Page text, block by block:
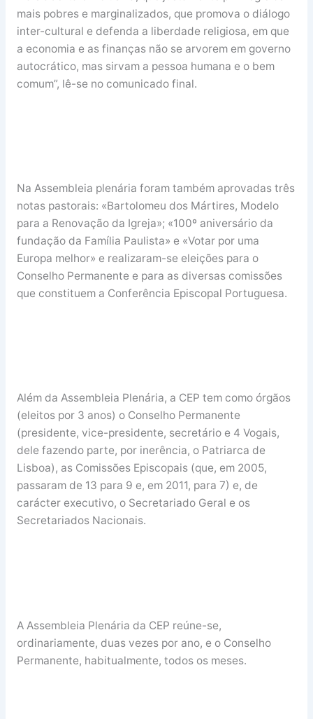
mais pobres e marginalizados, que promova o diálogo
inter-cultural e defenda a liberdade religiosa, em que
a economia e as finanças não se arvorem em governo
autocrático, mas sirvam a pessoa humana e o bem
comum”, lê-se no comunicado final.
Na Assembleia plenária foram também aprovadas três
notas pastorais: «Bartolomeu dos Mártires, Modelo
para a Renovação da Igreja»; «100º aniversário da
fundação da Família Paulista» e «Votar por uma
Europa melhor» e realizaram-se eleições para o
Conselho Permanente e para as diversas comissões
que constituem a Conferência Episcopal Portuguesa.
Além da Assembleia Plenária, a CEP tem como órgãos
(eleitos por 3 anos) o Conselho Permanente
(presidente, vice-presidente, secretário e 4 Vogais,
dele fazendo parte, por inerência, o Patriarca de
Lisboa), as Comissões Episcopais (que, em 2005,
passaram de 13 para 9 e, em 2011, para 7) e, de
carácter executivo, o Secretariado Geral e os
Secretariados Nacionais.
A Assembleia Plenária da CEP reúne-se,
ordinariamente, duas vezes por ano, e o Conselho
Permanente, habitualmente, todos os meses.